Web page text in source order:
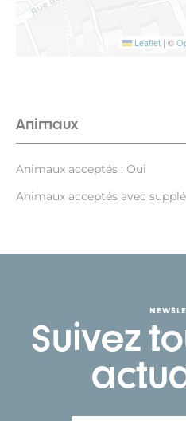
Leaflet | ©
Animaux
Animaux acceptés : Oui
Animaux acceptés avec
Suivez